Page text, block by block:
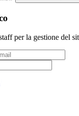
per la gestione del